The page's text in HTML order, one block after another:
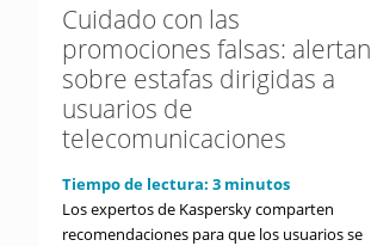
Cuidado con las
promociones falsas: alertan
sobre estafas dirigidas a
usuarios de
telecomunicaciones
Tiempo de lectura: 3 minutos
Los expertos de Kaspersky comparten
recomendaciones para que los usuarios se